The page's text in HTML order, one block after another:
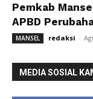
Pemkab
APBD
MANSEL redaksi -
MEDIA SOSIAL